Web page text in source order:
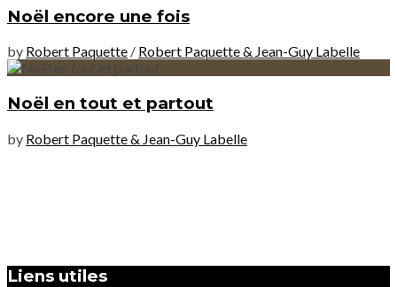
Noël encore une fois
by Robert Paquette / Robert Paquette & Jean-Guy Labelle
Noël en tout et partout
by Robert Paquette & Jean-Guy Labelle
Liens utiles